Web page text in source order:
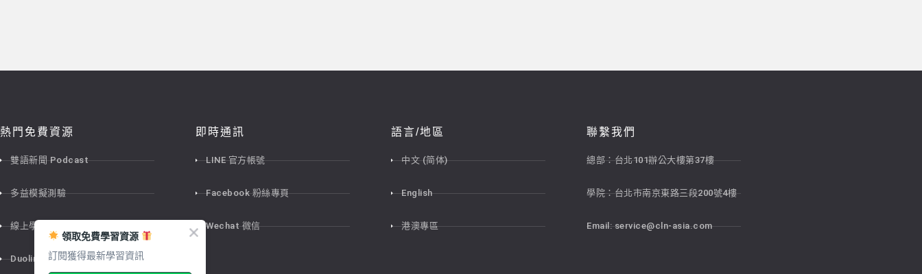
熱門免費資源
雙語新聞 Podcast
多益模擬測驗
線上學習講座
Duolingo 考試資訊平台
即時通訊
LINE 官方帳號
Facebook 粉絲專頁
Wechat 微信
語言/地區
中文 (简体)
English
港澳專區
聯繫我們
總部：台北101辦公大樓第37樓
學院：台北市南京東路三段200號4樓
Email:service@cln-asia.com
領取免費學習資源
訂閱獲得最新學習資訊